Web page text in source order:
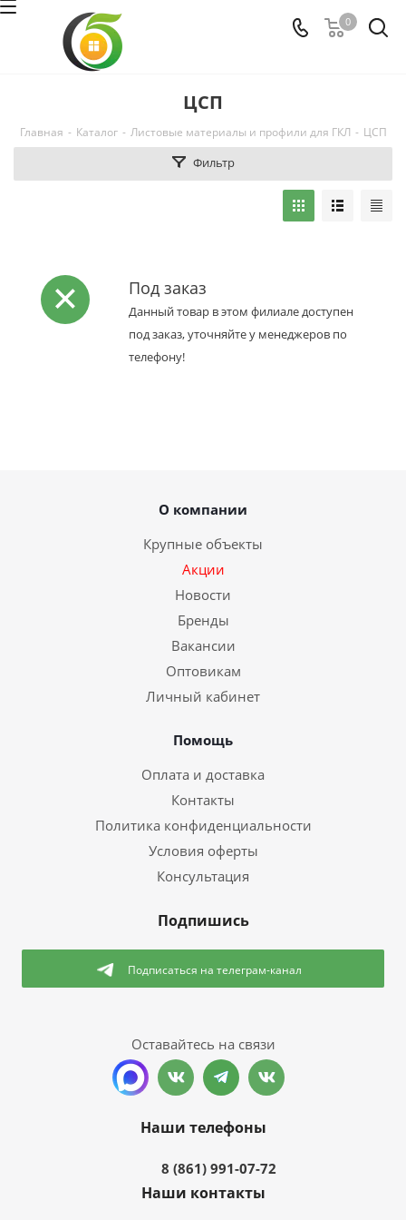
0
ЦСП
Главная - Каталог - Листовые материалы и профили для ГКЛ - ЦСП
Фильтр
Под заказ
Данный товар в этом филиале доступен
под заказ, уточняйте у менеджеров по
телефону!
О компании
Крупные объекты
Акции
Новости
Бренды
Вакансии
Оптовикам
Личный кабинет
Помощь
Оплата и доставка
Контакты
Политика конфиденциальности
Условия оферты
Консультация
Подпишись
Подписаться на телеграм-канал
Оставайтесь на связи
Наши телефоны
8 (861) 991-07-72
Наши контакты